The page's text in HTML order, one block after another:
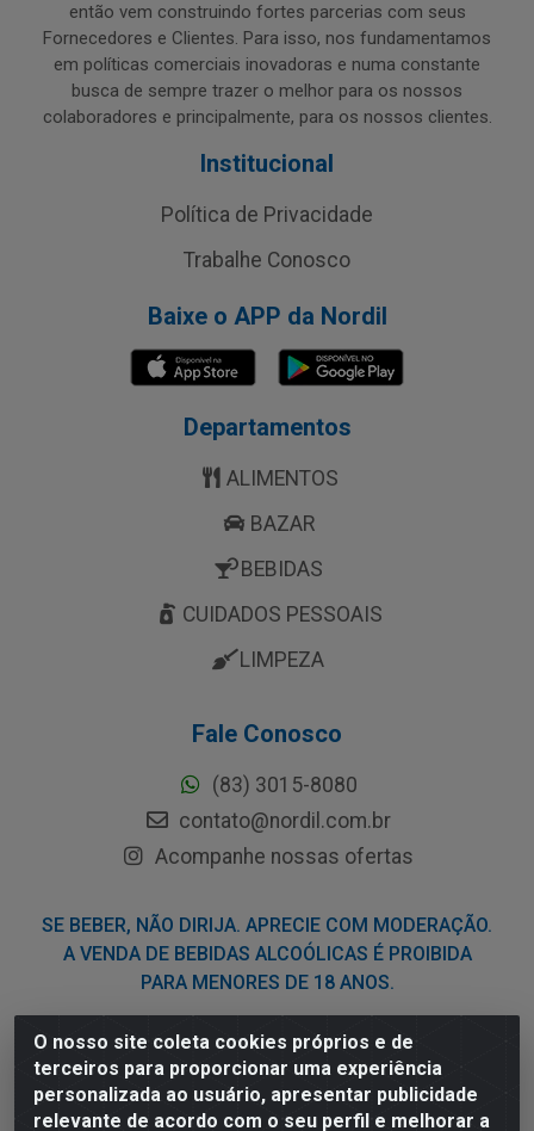
O nosso site coleta cookies próprios e de
terceiros para proporcionar uma experiência
personalizada ao usuário, apresentar publicidade
relevante de acordo com o seu perfil e melhorar a
então vem construindo fortes parcerias com seus
Fornecedores e Clientes. Para isso, nos fundamentamos
em políticas comerciais inovadoras e numa constante
busca de sempre trazer o melhor para os nossos
colaboradores e principalmente, para os nossos clientes.
Institucional
Política de Privacidade
Trabalhe Conosco
Baixe o APP da Nordil
Departamentos
ALIMENTOS
BAZAR
BEBIDAS
CUIDADOS PESSOAIS
LIMPEZA
Fale Conosco
(83) 3015-8080
contato@nordil.com.br
Acompanhe nossas ofertas
SE BEBER, NÃO DIRIJA. APRECIE COM MODERAÇÃO.
A VENDA DE BEBIDAS ALCOÓLICAS É PROIBIDA
PARA MENORES DE 18 ANOS.
Nordil Distribuidora - Avenida Liberdade, 2738, Bloco F -
Sesi - Bayeux/PB - CEP 58.111-400 - CNPJ
03.775.813/0001-41